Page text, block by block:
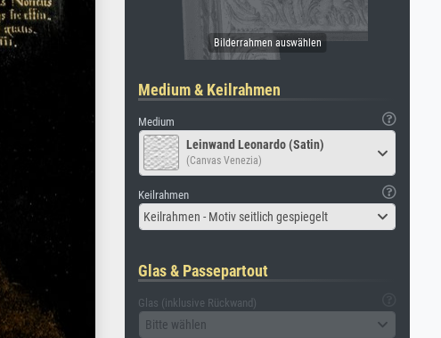
Medium & Keilrahmen
Medium
Leinwand Leonardo (Satin)
(Canvas Venezia)
Keilrahmen
Keilrahmen - Motiv seitlich gespiegelt
Glas & Passepartout
Glas (inklusive Rückwand)
Bitte wählen